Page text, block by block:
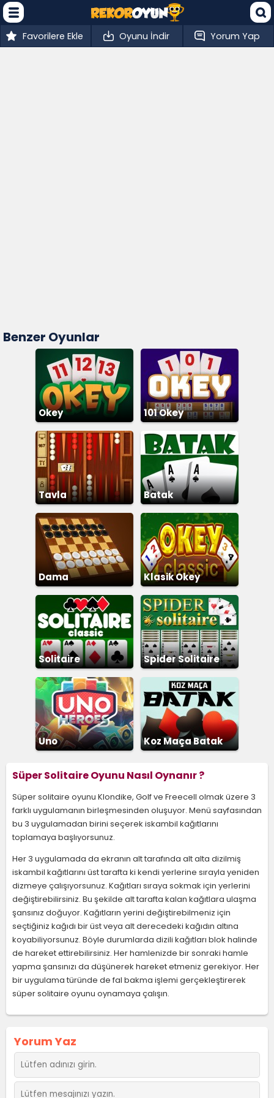
Favorilere Ekle Oyunu İndir Yorum Yap
Benzer Oyunlar
Okey 101 Okey
Tavla Batak
Dama Klasik Okey
Solitaire Spider Solitaire
Uno Koz Maça Batak
Süper Solitaire Oyunu Nasıl Oynanır ?
Süper solitaire oyunu Klondike, Golf ve Freecell olmak üzere 3
farklı uygulamanın birleşmesinden oluşuyor. Menü sayfasından
bu 3 uygulamadan birini seçerek iskambil kağıtlarını
toplamaya başlıyorsunuz.
Her 3 uygulamada da ekranın alt tarafında alt alta dizilmiş
iskambil kağıtlarını üst tarafta ki kendi yerlerine sırayla yeniden
dizmeye çalışıyorsunuz. Kağıtları sıraya sokmak için yerlerini
değiştirebilirsiniz. Bu şekilde alt tarafta kalan kağıtlara ulaşma
şansınız doğuyor. Kağıtların yerini değiştirebilmeniz için
seçtiğiniz kağıdı bir üst veya alt derecedeki kağıdın altına
koyabiliyorsunuz. Böyle durumlarda dizili kağıtları blok halinde
de hareket ettirebilirsiniz. Her hamlenizde bir sonraki hamle
yapma şansınızı da düşünerek hareket etmeniz gerekiyor. Her
bir uygulama türünde de fal bakma işlemi gerçekleştirerek
süper solitaire oyunu oynamaya çalışın.
Yorum Yaz